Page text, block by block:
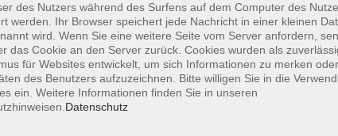
Der Theaterclub
Kein Bock auf Geldsorgen? Clever sein:
des Nutzers während des Surfens auf dem Computer des
werden. Ihr Browser speichert jede Nachricht in einer kleinen
wird. Wenn Sie eine weitere Seite vom Server anfordern,
das Cookie an den Server zurück. Cookies wurden als
für Websites entwickelt, um sich Informationen zu merken
des Benutzers aufzuzeichnen. Bitte willigen Sie in die
ein. Weitere Informationen finden Sie in unseren
Datenschutz